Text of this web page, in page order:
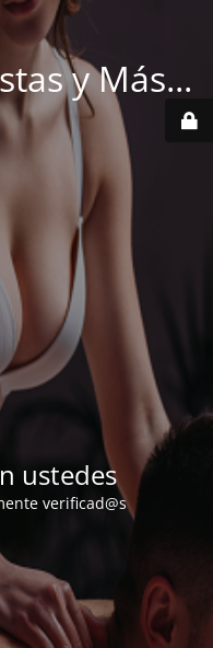
y Más...
ustedes
verificad@s